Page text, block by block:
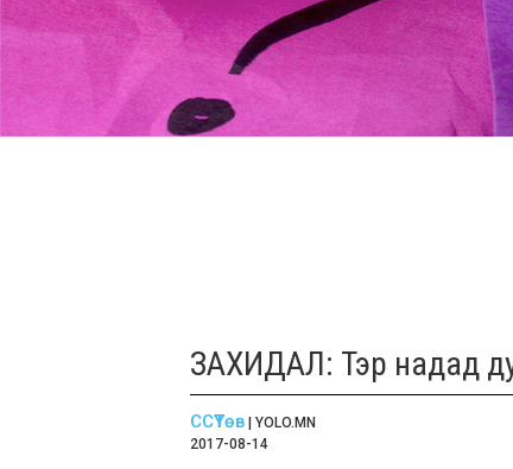
ЗАХИДАЛ: Тэр надад
ССҮТөв | YOLO.MN
2017-08-14